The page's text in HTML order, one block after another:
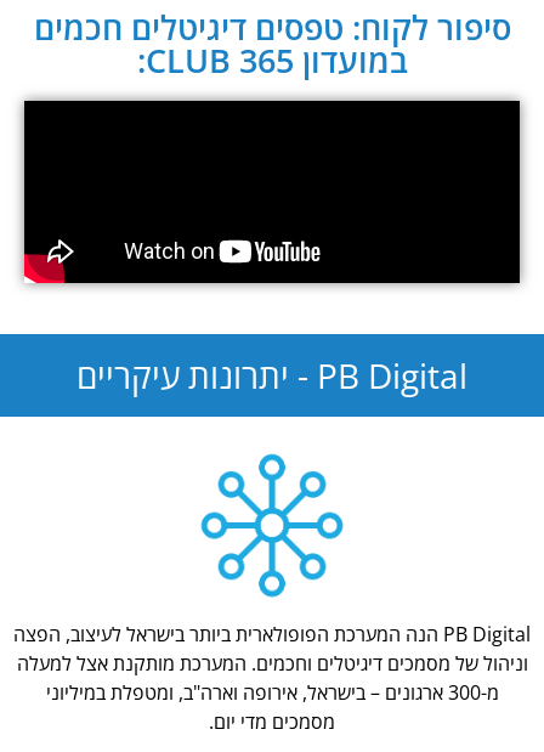
סיפור לקוח: טפסים דיגיטלים חכמים
במועדון CLUB 365:
PB Digital - יתרונות עיקריים
PB Digital הנה המערכת הפופולארית ביותר בישראל לעיצוב, הפצה
וניהול של מסמכים דיגיטלים וחכמים. המערכת מותקנת אצל למעלה
מ-300 ארגונים – בישראל, אירופה וארה"ב, ומטפלת במיליוני
מסמכים מדי יום.